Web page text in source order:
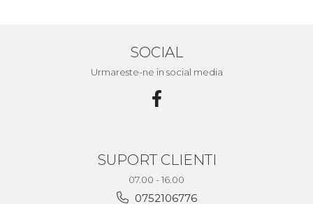
SOCIAL
Urmareste-ne in social media
SUPORT CLIENTI
07.00 - 16.00
0752106776